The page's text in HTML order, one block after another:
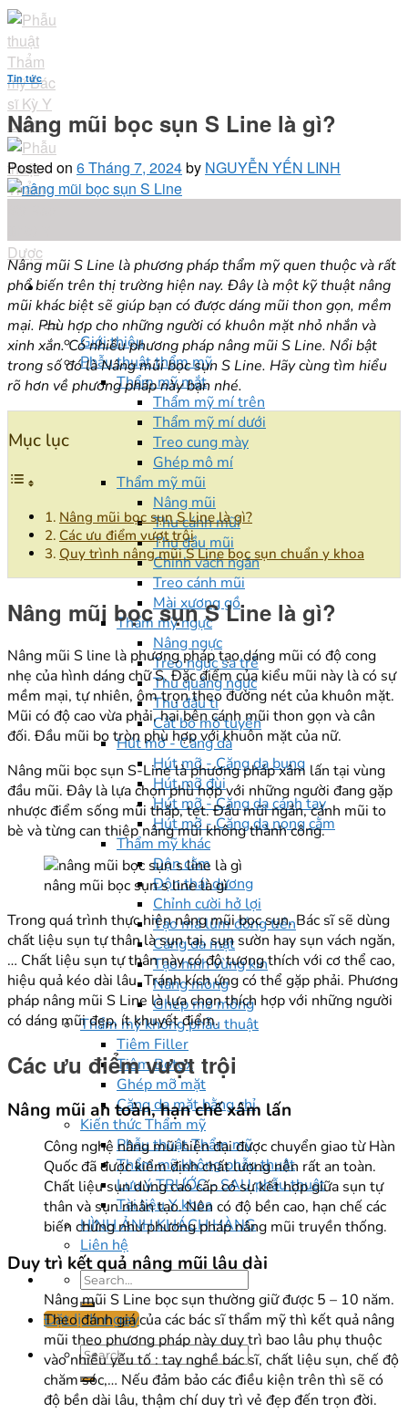
Skip
to
content
Giới thiệu
Phẫu thuật thẩm mỹ
Thẩm mỹ mắt
Thẩm mỹ mí trên
Thẩm mỹ mí dưới
Treo cung mày
Ghép mô mí
Thẩm mỹ mũi
Nâng mũi
Thu cánh mũi
Thu đầu mũi
Chỉnh vách ngăn
Treo cánh mũi
Mài xương gồ
Thẩm mỹ ngực
Nâng ngực
Treo ngực sa trễ
Thu quầng ngực
Thu đầu ti
Cắt bỏ mô tuyến
Hút mỡ - Căng da
Hút mỡ - Căng da bụng
Hút mỡ đùi
Hút mỡ - Căng da cánh tay
Hút mỡ - Căng da nọng cằm
Thẩm mỹ khác
Độn cằm
Độn thái dương
Chỉnh cười hở lợi
Tạo má lúm đồng tiền
Căng da mặt
Tạo hình vùng kín
Nâng mông
Ghép mỡ mông
Thẩm mỹ không phẫu thuật
Tiêm Filler
Tiêm Botox
Ghép mỡ mặt
Căng da mặt bằng chỉ
Kiến thức Thẩm mỹ
Phẫu thuật Thẩm mỹ
Thẩm mỹ không phẫu thuật
Lưu ý TRƯỚC - SAU phẫu thuật
Tài liệu Y khoa
HÌNH ẢNH KHÁCH HÀNG
Liên hệ
Đặt lịch ngay
Tin tức
Nâng mũi bọc sụn S Line là gì?
Posted on 6 Tháng 7, 2024by NGUYỄN YẾN LINH
Nâng mũi S Line là phương pháp thẩm mỹ quen thuộc và rất
phổ biến trên thị trường hiện nay. Đây là một kỹ thuật nâng
mũi khác biệt sẽ giúp bạn có được dáng mũi thon gọn, mềm
mại. Phù hợp cho những người có khuôn mặt nhỏ nhắn và
xinh xắn. Có nhiều phương pháp nâng mũi S Line. Nổi bật
trong số đó là Nâng mũi bọc sụn S Line. Hãy cùng tìm hiểu
rõ hơn về phương pháp này bạn nhé.
Mục lục
Nâng mũi bọc sụn S Line là gì?
Các ưu điểm vượt trội
Quy trình nâng mũi S Line bọc sụn chuẩn y khoa
Nâng mũi bọc sụn S Line là gì?
Nâng mũi S line là phương pháp tạo dáng mũi có độ cong
nhẹ của hình dáng chữ S. Đặc điểm của kiểu mũi này là có sự
mềm mại, tự nhiên, ôm trọn theo đường nét của khuôn mặt.
Mũi có độ cao vừa phải, hai bên cánh mũi thon gọn và cân
đối. Đầu mũi bo tròn phù hợp với khuôn mặt của nữ.
Nâng mũi bọc sụn S-Line là phương pháp xâm lấn tại vùng
đầu mũi. Đây là lựa chọn phù hợp với những người đang gặp
nhược điểm sống mũi thấp, tẹt. Đầu mũi ngắn, cánh mũi to
bè và từng can thiệp nâng mũi không thành công.
nâng mũi bọc sụn s line là gì
Trong quá trình thực hiện nâng mũi bọc sụn. Bác sĩ sẽ dùng
chất liệu sụn tự thân là sụn tai, sụn sườn hay sụn vách ngăn,
… Chất liệu sụn tự thân này có độ tương thích với cơ thể cao,
hiệu quả kéo dài lâu. Tránh kích ứng có thể gặp phải. Phương
pháp nâng mũi S Line là lựa chọn thích hợp với những người
có dáng mũi đẹp, ít khuyết điểm.
Các ưu điểm vượt trội
Nâng mũi an toàn, hạn chế xâm lấn
Công nghệ nâng mũi hiện đại được chuyển giao từ Hàn
Quốc đã được kiểm định chất lượng nên rất an toàn.
Chất liệu sụn dùng cao cấp có sự kết hợp giữa sụn tự
thân và sụn nhân tạo. Nên có độ bền cao, hạn chế các
biến chứng như phương pháp nâng mũi truyền thống.
Duy trì kết quả nâng mũi lâu dài
Nâng mũi S Line bọc sụn thường giữ được 5 – 10 năm.
Theo đánh giá của các bác sĩ thẩm mỹ thì kết quả nâng
mũi theo phương pháp này duy trì bao lâu phụ thuộc
vào nhiều yếu tố : tay nghề bác sĩ, chất liệu sụn, chế độ
chăm sóc,… Nếu đảm bảo các điều kiện trên thì sẽ có
độ bền dài lâu, thậm chí duy trì vẻ đẹp đến trọn đời.